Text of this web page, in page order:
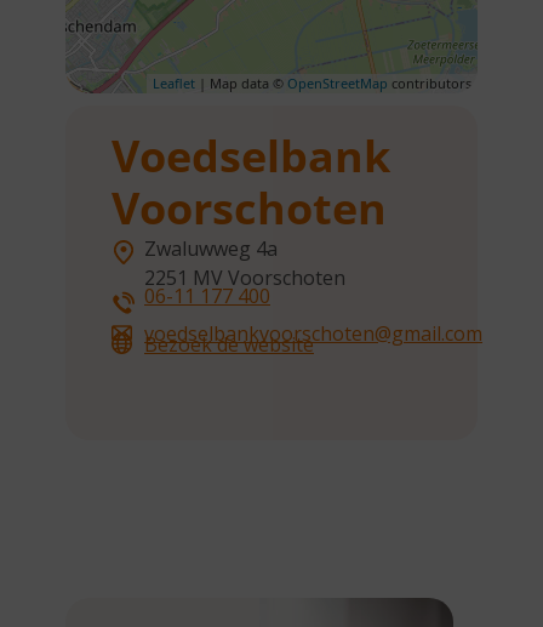
Leaflet | Map data © OpenStreetMap contributors
Voedselbank
Voorschoten
Zwaluwweg 4a
2251 MV Voorschoten
06-11 177 400
voedselbankvoorschoten@gmail.com
Bezoek de website